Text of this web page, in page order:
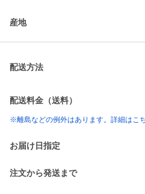
産地
配送方法
配送料金（送料）
※離島などの例外はあります。詳細はこ
お届け日指定
注文から発送まで